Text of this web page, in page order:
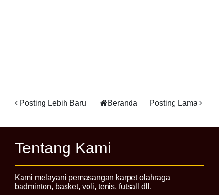
Posting Lebih Baru Posting Lama
Beranda
Tentang Kami
Kami melayani pemasangan karpet olahraga
badminton, basket, voli, tenis, futsall dll.